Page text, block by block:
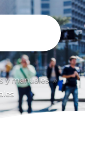
y manuales 9